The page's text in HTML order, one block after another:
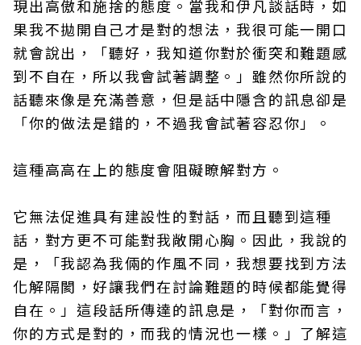
現出高傲和施捨的態度。當我和伊凡談話時，如
果我不拋開自己才是對的想法，我很可能一開口
就會說出，「聽好，我知道你對於衝突和難題感
到不自在，所以我會試著調整。」雖然你所說的
話聽來像是充滿善意，但是話中隱含的訊息卻是
「你的做法是錯的，不過我會試著容忍你」。
這種高高在上的態度會阻礙瞭解對方。
它無法促進具有建設性的對話，而且聽到這種
話，對方更不可能對我敞開心胸。因此，我說的
是，「我認為我倆的作風不同，我想要找到方法
化解隔閡，好讓我們在討論難題的時候都能覺得
自在。」這段話所傳達的訊息是，「對你而言，
你的方式是對的，而我的情況也一樣。」了解這